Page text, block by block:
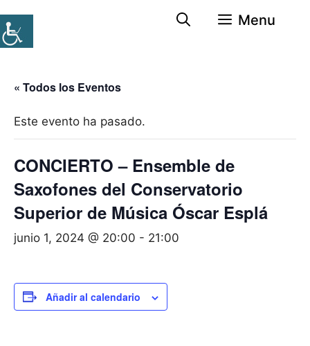
Menu
« Todos los Eventos
Este evento ha pasado.
CONCIERTO – Ensemble de
Saxofones del Conservatorio
Superior de Música Óscar Esplá
junio 1, 2024 @ 20:00 - 21:00
Añadir al calendario